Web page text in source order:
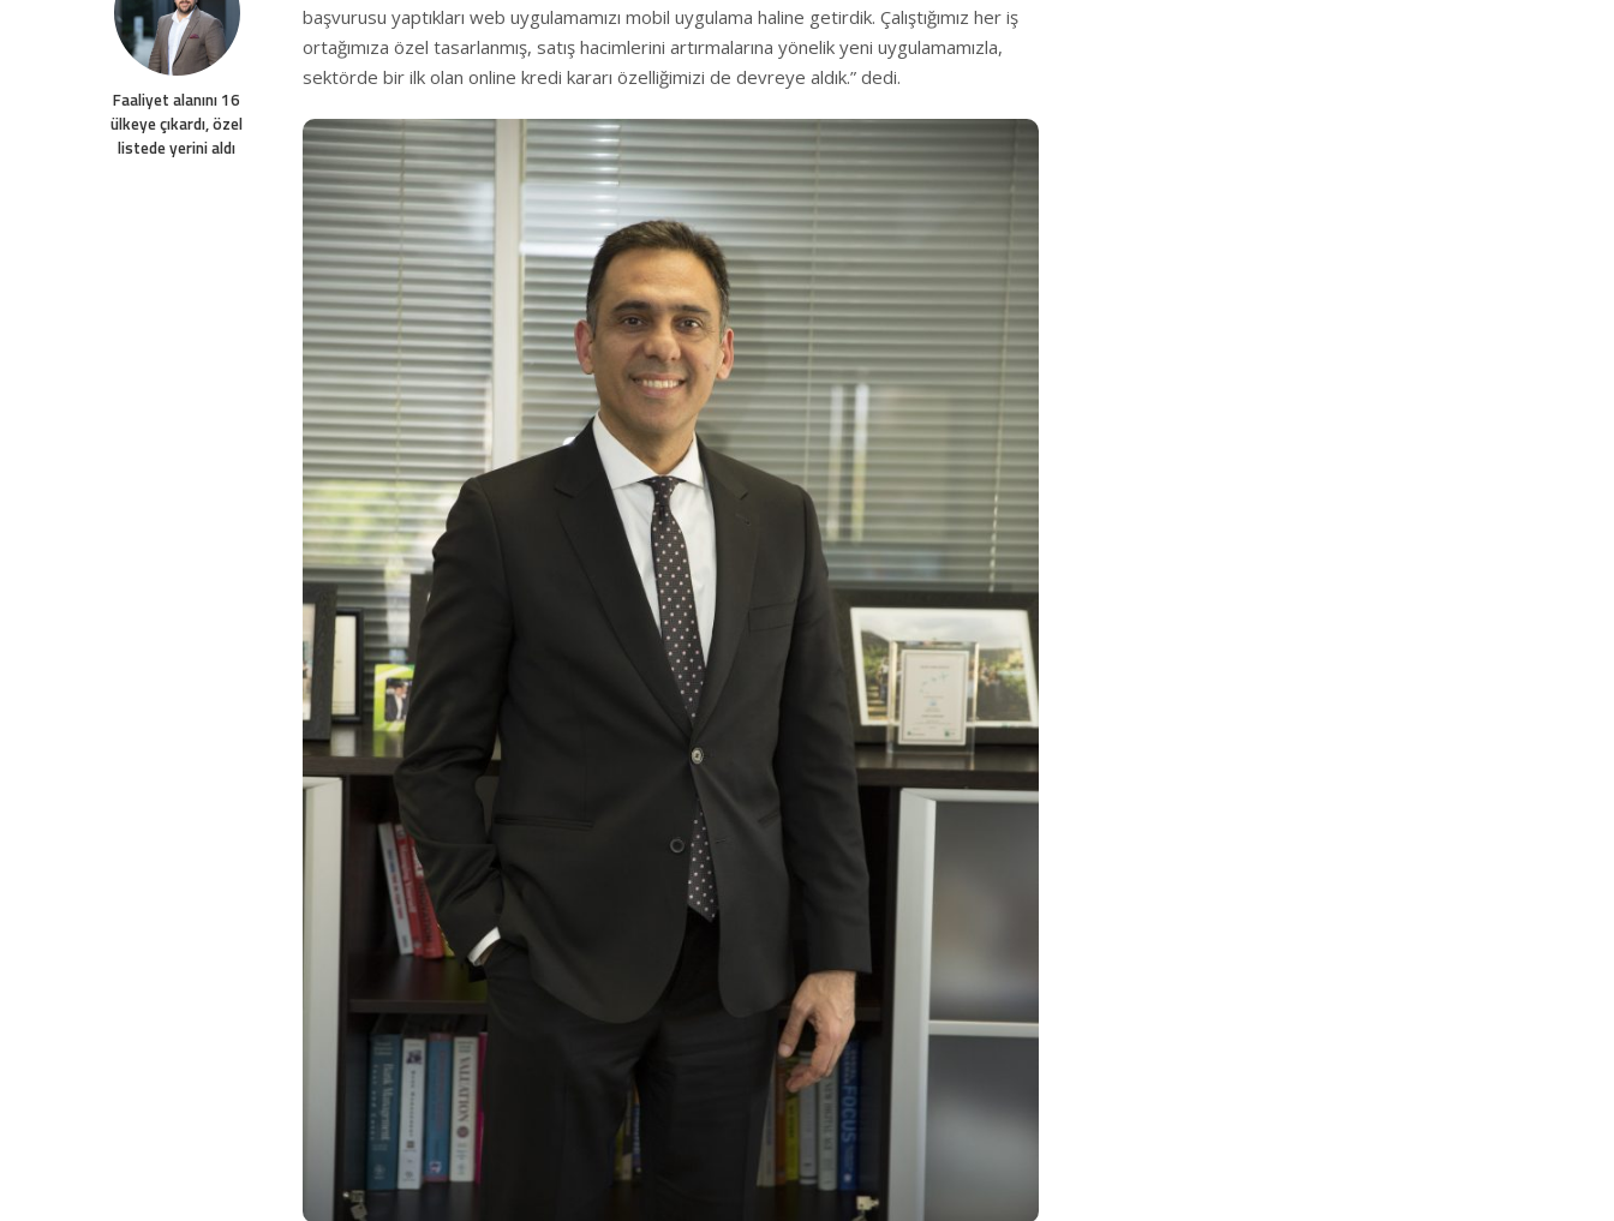
Faaliyet alanını 16
ülkeye çıkardı, özel
listede yerini aldı
başvurusu yaptıkları web uygulamamızı mobil uygulama haline getirdik. Çalıştığımız her iş
ortağımıza özel tasarlanmış, satış hacimlerini artırmalarına yönelik yeni uygulamamızla,
sektörde bir ilk olan online kredi kararı özelliğimizi de devreye aldık.” dedi.